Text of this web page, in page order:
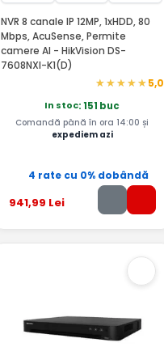
NVR 8 canale IP 12MP, 1xHDD, 80
Mbps, AcuSense, Permite
camere AI - HikVision DS-
7608NXI-K1(D)
5,0
In stoc: 151 buc
Comandă până în ora 14:00 și
expediem azi
4 rate cu 0% dobândă
941,99 Lei